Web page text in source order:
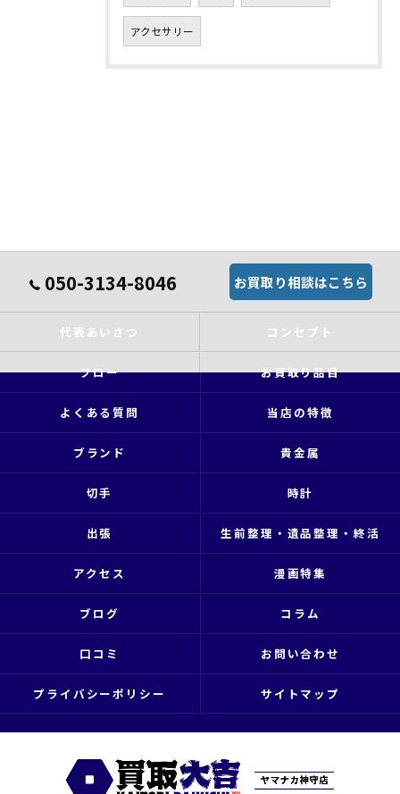
アクセサリー
050-3134-8046 お買取り相談はこちら
代表あいさつ コンセプト
フロー お買取り品目
よくある質問 当店の特徴
ブランド 貴金属
切手 時計
出張 生前整理・遺品整理・終活
アクセス 漫画特集
ブログ コラム
口コミ お問い合わせ
プライバシーポリシー サイトマップ